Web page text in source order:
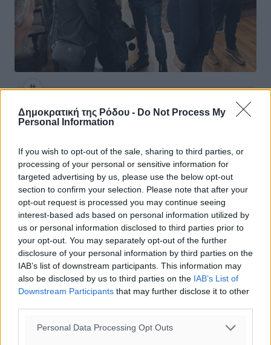
Δημοκρατική της Ρόδου - Do Not Process My
Personal Information
If you wish to opt-out of the sale, sharing to third parties, or
processing of your personal or sensitive information for
targeted advertising by us, please use the below opt-out
section to confirm your selection. Please note that after your
opt-out request is processed you may continue seeing
interest-based ads based on personal information utilized by
us or personal information disclosed to third parties prior to
your opt-out. You may separately opt-out of the further
disclosure of your personal information by third parties on the
IAB’s list of downstream participants. This information may
also be disclosed by us to third parties on the IAB’s List of
Downstream Participants that may further disclose it to other
Personal Data Processing Opt Outs
#Ρόδος #Δημοτική Αρχή #Εγκατάσταση
Δείτε περισσότερα άρθρα μας στα αποτελέσματα αναζήτησης
Add Dimokratiki.gr on Google ↗
Ακολουθήστε μας στο Google News ★ ↗
Στο Google News πατήστε ★ Ακολουθήστε